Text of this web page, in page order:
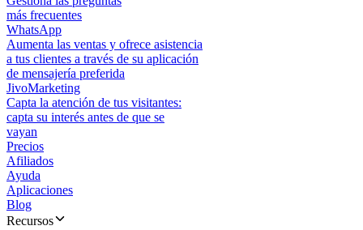
más frecuentes
WhatsApp
Aumenta las ventas y ofrece asistencia
a tus clientes a través de su aplicación
de mensajería preferida
JivoMarketing
Capta la atención de tus visitantes:
capta su interés antes de que se
vayan
Precios
Afiliados
Ayuda
Aplicaciones
Blog
Recursos